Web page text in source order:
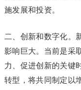
施发展和投资。
二、创新和数字化。
影响巨大。当前是采
力、促进创新的关键
转型，将共同制定以